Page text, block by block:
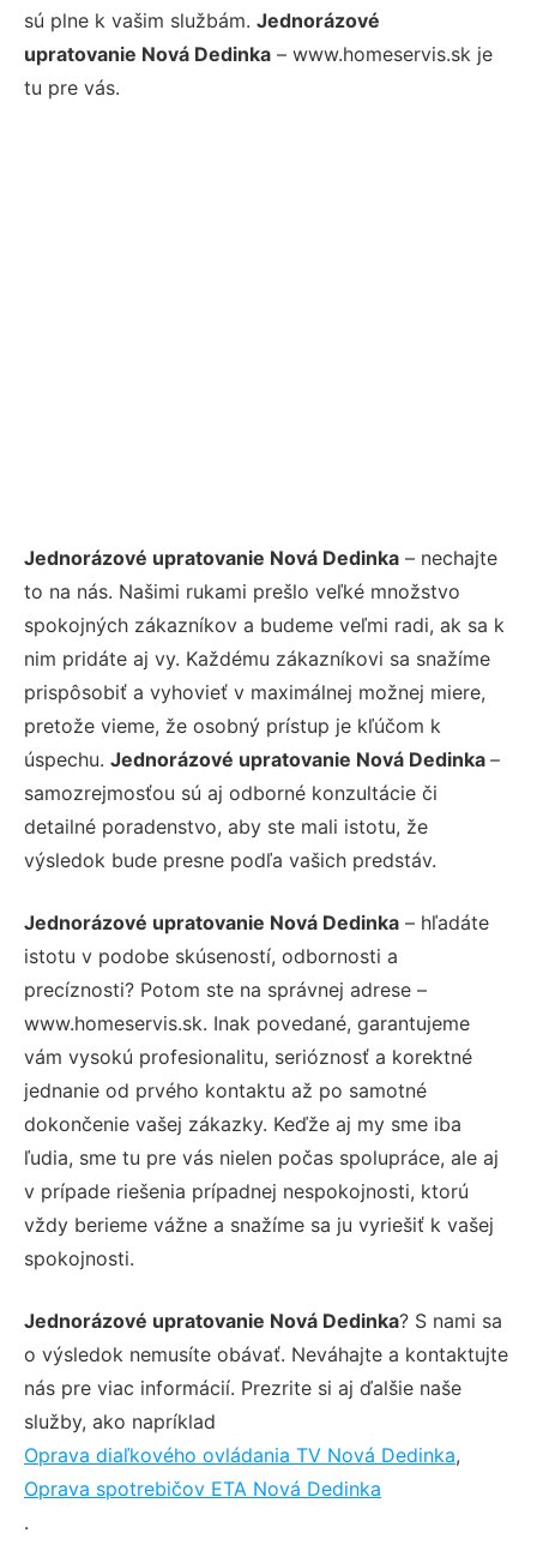
sú plne k vašim službám. Jednorázové
upratovanie Nová Dedinka – www.homeservis.sk je
tu pre vás.
Jednorázové upratovanie Nová Dedinka – nechajte
to na nás. Našimi rukami prešlo veľké množstvo
spokojných zákazníkov a budeme veľmi radi, ak sa k
nim pridáte aj vy. Každému zákazníkovi sa snažíme
prispôsobiť a vyhovieť v maximálnej možnej miere,
pretože vieme, že osobný prístup je kľúčom k
úspechu. Jednorázové upratovanie Nová Dedinka –
samozrejmosťou sú aj odborné konzultácie či
detailné poradenstvo, aby ste mali istotu, že
výsledok bude presne podľa vašich predstáv.
Jednorázové upratovanie Nová Dedinka – hľadáte
istotu v podobe skúseností, odbornosti a
precíznosti? Potom ste na správnej adrese –
www.homeservis.sk. Inak povedané, garantujeme
vám vysokú profesionalitu, serióznosť a korektné
jednanie od prvého kontaktu až po samotné
dokončenie vašej zákazky. Keďže aj my sme iba
ľudia, sme tu pre vás nielen počas spolupráce, ale aj
v prípade riešenia prípadnej nespokojnosti, ktorú
vždy berieme vážne a snažíme sa ju vyriešiť k vašej
spokojnosti.
Jednorázové upratovanie Nová Dedinka? S nami sa
o výsledok nemusíte obávať. Neváhajte a kontaktujte
nás pre viac informácií. Prezrite si aj ďalšie naše
služby, ako napríklad
Oprava diaľkového ovládania TV Nová Dedinka,
Oprava spotrebičov ETA Nová Dedinka
.